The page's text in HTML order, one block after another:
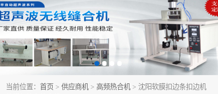
当前位置： 首页 > 供应商机 > 高频热合机 > 沈阳软膜扣边条扣边机
压花定型机以及压花模具 超声波热合机
高频热合机 超声波花边机
超声波复合压花机 凹凸压花机压标机
3040凹凸压花机 双头服装凹凸压花机